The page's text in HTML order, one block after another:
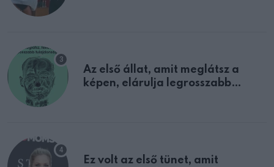
Az első állat, amit meglátsz a
képen, elárulja legrosszabb
Ez volt az első tünet, amit